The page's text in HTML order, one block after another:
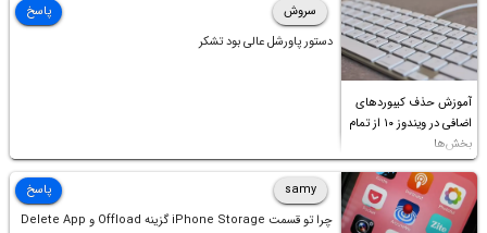
آموزش حذف کیبوردهای
اضافی در ویندوز ۱۰ از تمام
بخش‌ها
سروش
دستور پاورشل عالی بود تشکر
پاسخ
samy
چرا تو قسمت iPhone Storage گزینه Offload و Delete App
پاسخ